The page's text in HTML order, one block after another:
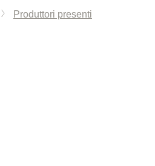
Produttori presenti